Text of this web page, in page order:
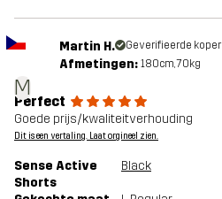
M
Martin H. Geverifieerde koper
Afmetingen: 180cm, 70kg
Perfect
Goede prijs/kwaliteitverhouding
Dit is een vertaling. Laat orgineel zien.
Sense Active
Shorts
Black